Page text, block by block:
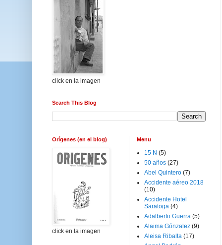
click en la imagen
Search This Blog
Orígenes (en el blog)
click en la imagen
Menu
15 N (5)
50 años (27)
Abel Quintero (7)
Accidente aéreo 2018
(10)
Accidente Hotel
Saratoga (4)
Adalberto Guerra (5)
Alaima Gónzalez (9)
Aleisa Ribalta (17)